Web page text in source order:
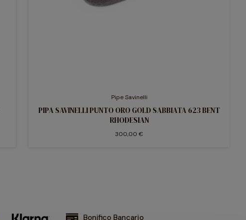
Pipe Savinelli
PIPA SAVINELLI PUNTO ORO GOLD SABBIATA 623 BENT
RHODESIAN
300,00 €
Bonifico Bancario